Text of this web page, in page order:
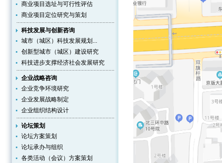
商业项目选址与可行性评估
商业项目定位研究与策划
科技发展与创新咨询
城市（城区）科技发展规划...
创新型城市（城区）建设研究
科技进步支撑经济社会发展研究
企业战略咨询
企业竞争环境研究
企业发展战略制定
企业组织结构设计
论坛策划
论坛方案策划
论坛承办与组织
各类活动（会议）方案策划